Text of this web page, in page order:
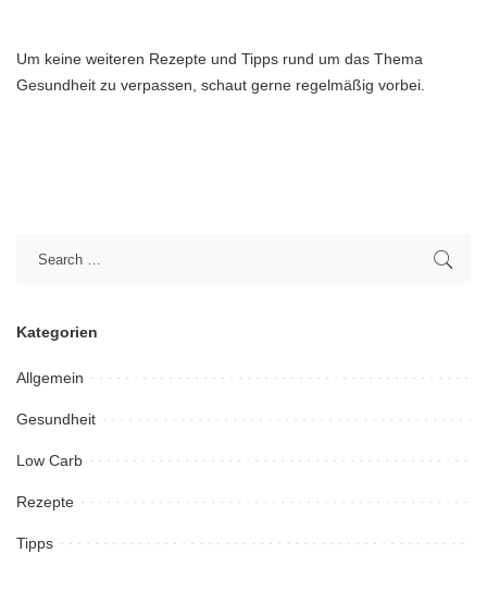
Um keine weiteren Rezepte und Tipps rund um das Thema
Gesundheit zu verpassen, schaut gerne regelmäßig vorbei.
Kategorien
Allgemein
Gesundheit
Low Carb
Rezepte
Tipps